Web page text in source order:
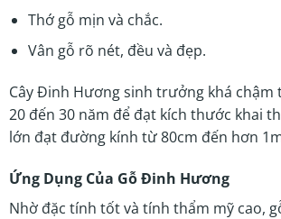
Thớ gỗ mịn và chắc.
Vân gỗ rõ nét, đều và đẹp.
Cây Đinh Hương sinh trưởng khá
20 đến 30 năm để đạt kích thước khai
lớn đạt đường kính từ 80cm đến hơn
Ứng Dụng Của Gỗ Đinh Hương
Nhờ đặc tính tốt và tính thẩm mỹ cao,